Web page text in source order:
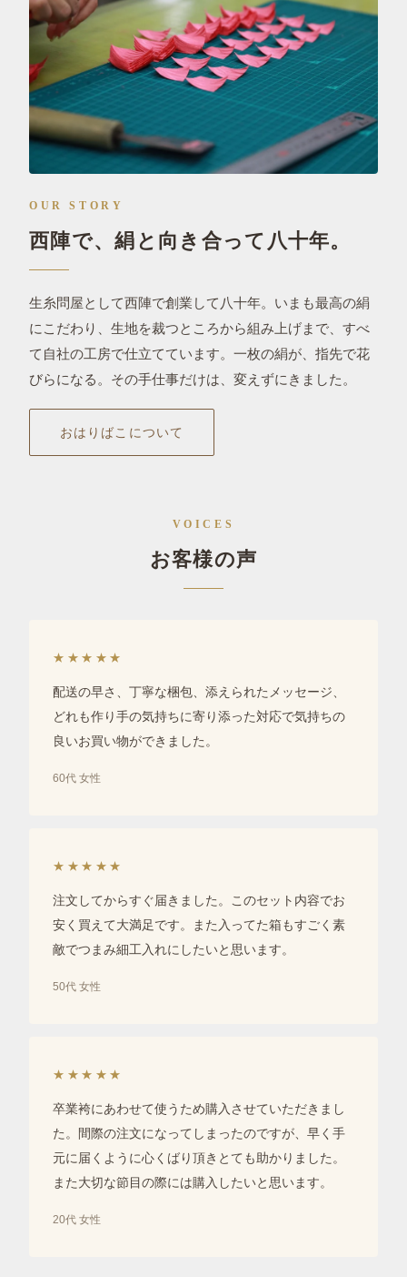
OUR STORY
西陣で、絹と向き合って八十年。
生糸問屋として西陣で創業して八十年。いまも最高の絹
にこだわり、生地を裁つところから組み上げまで、すべ
て自社の工房で仕立てています。一枚の絹が、指先で花
びらになる。その手仕事だけは、変えずにきました。
おはりばこについて
VOICES
お客様の声
★★★★★
配送の早さ、丁寧な梱包、添えられたメッセージ、
どれも作り手の気持ちに寄り添った対応で気持ちの
良いお買い物ができました。
60代 女性
★★★★★
注文してからすぐ届きました。このセット内容でお
安く買えて大満足です。また入ってた箱もすごく素
敵でつまみ細工入れにしたいと思います。
50代 女性
★★★★★
卒業袴にあわせて使うため購入させていただきまし
た。間際の注文になってしまったのですが、早く手
元に届くように心くばり頂きとても助かりました。
また大切な節目の際には購入したいと思います。
20代 女性